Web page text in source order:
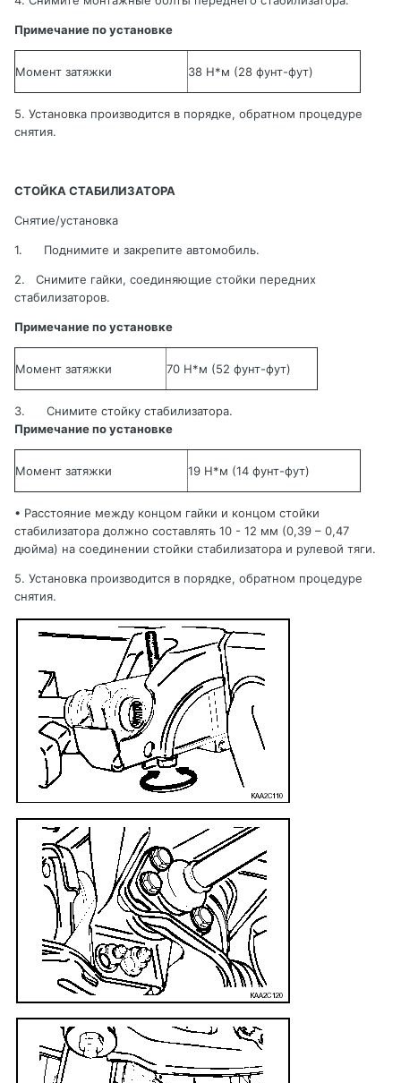
Примечание по установке
Момент затяжки 38 Н*м (28 фунт-фут)
5. Установка производится в порядке, обратном процедуре
снятия.
СТОЙКА СТАБИЛИЗАТОРА
Снятие/установка
1. Поднимите и закрепите автомобиль.
2.
Снимите гайки, соединяющие стойки передних
стабилизаторов.
Примечание по установке
Момент затяжки 70 Н*м (52 фунт-фут)
3.
Снимите стойку стабилизатора.
Примечание по установке
Момент затяжки 19 Н*м (14 фунт-фут)
• Расстояние между концом гайки и концом стойки
стабилизатора должно составлять 10 - 12 мм (0,39 – 0,47
дюйма) на соединении стойки стабилизатора и рулевой тяги.
5. Установка производится в порядке, обратном процедуре
снятия.